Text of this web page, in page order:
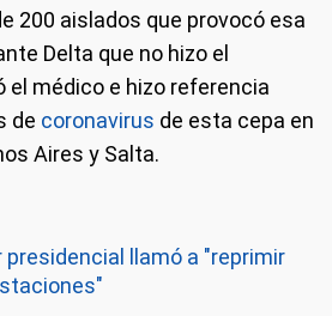
200 aislados que provocó esa
Delta que no hizo el
el médico e hizo referencia
de coronavirus de esta cepa en
Aires y Salta.
presidencial llamó a "reprimir